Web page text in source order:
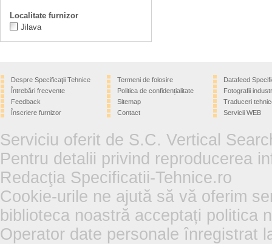
Localitate furnizor
Jilava
Despre Specificaţii Tehnice
Întrebări frecvente
Feedback
Înscriere furnizor
Termeni de folosire
Politica de confidențialitate
Sitemap
Contact
Datafeed
Fotografii
Traduceri
Servicii WEB
Serviciu oferit de S.C. Vertical
Pentru detalii privind reproducerea
Redacţia Specificatii-Tehnice.ro
Cookie-urile ne ajută să vă oferim
biblioteca noastră acceptați politica
Operator date personale înregistrat